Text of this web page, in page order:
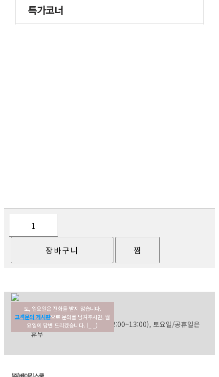
토, 일요일은 전화를 받지 않습니다.
고객문의 게시판으로 문의를 남겨주시면, 월
요일에 답변 드리겠습니다. (_ _)
고객센터 02-354-3022
평일: 09:30~17:30 (점심: 12:00~13:00), 토요일/공휴일은
휴무